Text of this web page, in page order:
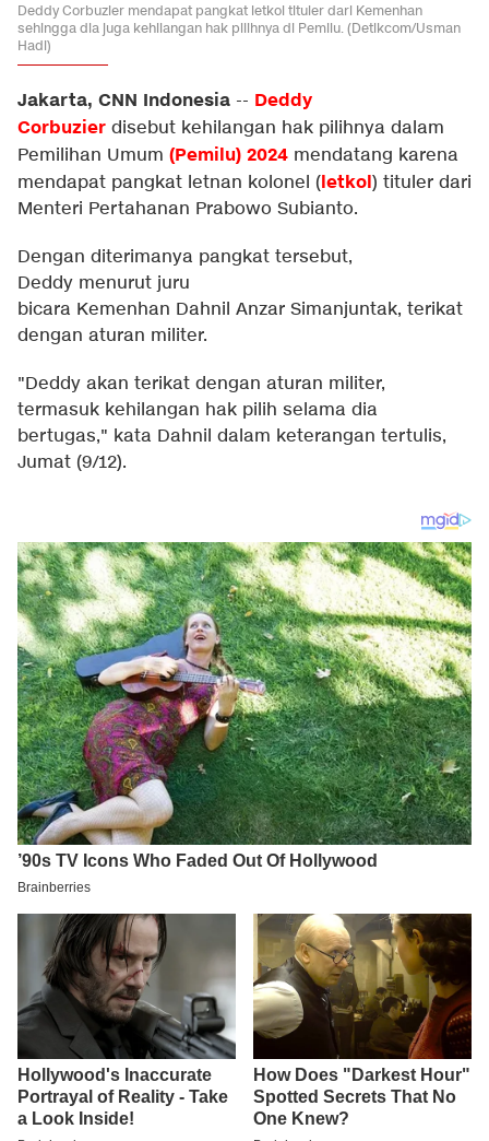
Deddy Corbuzier mendapat pangkat letkol tituler dari Kemenhan
sehingga dia juga kehilangan hak pilihnya di Pemilu. (Detikcom/Usman
Hadi)
Jakarta, CNN Indonesia -- Deddy
Corbuzier disebut kehilangan hak pilihnya dalam
Pemilihan Umum (Pemilu) 2024 mendatang karena
mendapat pangkat letnan kolonel (letkol) tituler dari
Menteri Pertahanan Prabowo Subianto.
Dengan diterimanya pangkat tersebut,
Deddy menurut juru
bicara Kemenhan Dahnil Anzar Simanjuntak, terikat
dengan aturan militer.
"Deddy akan terikat dengan aturan militer,
termasuk kehilangan hak pilih selama dia
bertugas," kata Dahnil dalam keterangan tertulis,
Jumat (9/12).